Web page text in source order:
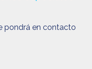
pondrá en contacto